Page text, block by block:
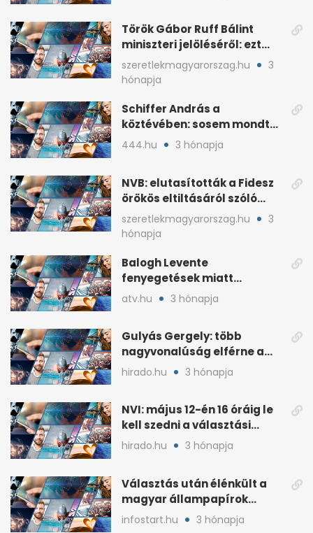
Török Gábor Ruff Bálint
miniszteri jelöléséről: ezt
írta a posztjában
szeretlekmagyarorszag.hu
3
hónapja
Schiffer András a
köztévében: sosem mondta,
ki fog nyerni
444.hu 3 hónapja
NVB: elutasították a Fidesz
örökös eltiltásáról szóló
népszavazást
szeretlekmagyarorszag.hu
3
hónapja
Balogh Levente
fenyegetések miatt
lemondta erdélyi előadás-
atv.hu 3 hónapja
Gulyás Gergely: több
nagyvonalúság elférne a
kétharmados győztesekben
hirado.hu 3 hónapja
NVI: május 12-én 16 óráig le
kell szedni a választási
plakátokat
hirado.hu 3 hónapja
Választás után élénkült a
magyar állampapírok
lakossági értékesítése
infostart.hu 3 hónapja